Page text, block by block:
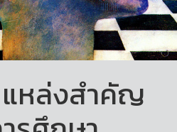
หล่งสำคัญ